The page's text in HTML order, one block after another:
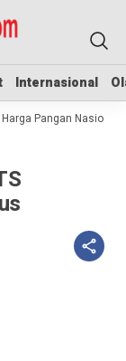
Internasional
Internasional
Pangan Nasional